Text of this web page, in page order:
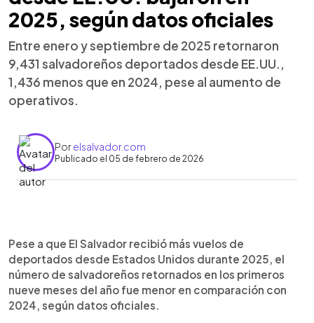
2025, según datos oficiales
Entre enero y septiembre de 2025 retornaron
9,431 salvadoreños deportados desde EE.UU.,
1,436 menos que en 2024, pese al aumento de
operativos.
Porelsalvador.com
Publicado el 05 de febrero de 2026
Escuchar artículo
El número de salvadoreños deportados desde
Estados Unidos disminuyó en 2025, según datos
de la Dirección General de Migración y Extranjería
(DGME). Entre enero y septiembre retornaron
9,431 personas, 1,436 menos que en el mismo
período de 2024, cuando se registraron 10,867.
Pese a que El Salvador recibió más vuelos de
deportados desde Estados Unidos durante 2025, el
número de salvadoreños retornados en los primeros
nueve meses del año fue menor en comparación con
2024, según datos oficiales.